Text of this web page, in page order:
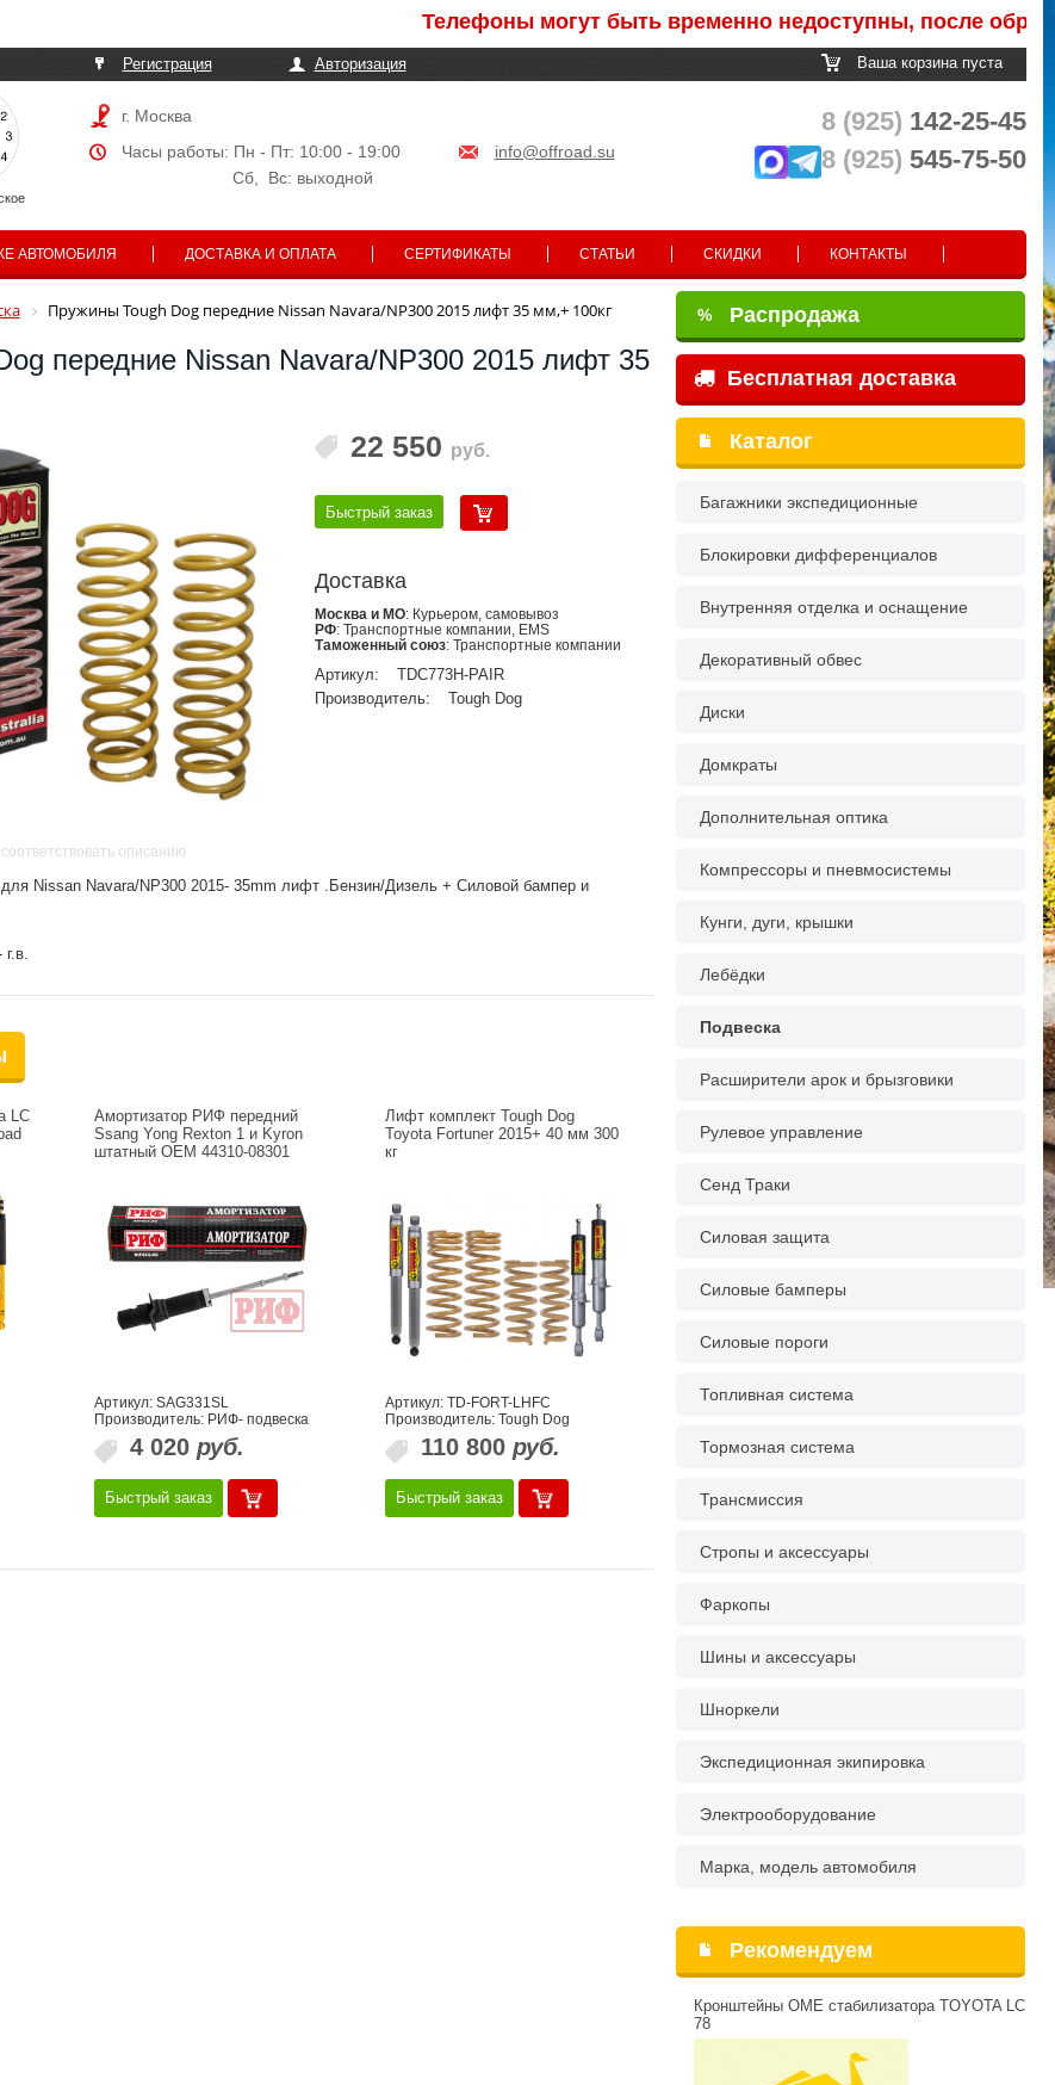
Телефоны могут быть временно недоступны, после
Регистрация Авторизация Ваша корзина пуста
г. Москва
Часы работы: Пн - Пт: 10:00 - 19:00
info@offroad.su
Сб, Вс: выходной
8 (925) 142-25-45
8 (925) 545-75-50
АВТОМОБИЛЯ ДОСТАВКА И ОПЛАТА СЕРТИФИКАТЫ СТАТЬИ СКИДКИ КОНТАКТЫ
Пружины Tough Dog передние Nissan Navara/NP300 2015 лифт 35 мм,+ 100кг
передние Nissan Navara/NP300 2015 лифт 35
описанию
22 550 руб.
Быстрый заказ
Доставка
Москва и МО: Курьером, самовывоз
РФ: Транспортные компании, EMS
Таможенный союз: Транспортные компании
Артикул:
TDC773H-PAIR
Производитель:
Tough Dog
Nissan Navara/NP300 2015- 35mm лифт .Бензин/Дизель + Силовой бампер и
LC
Амортизатор РИФ передний
Ssang Yong Rexton 1 и Kyron
штатный OEM 44310-08301
Артикул: SAG331SL
Производитель: РИФ- подвеска
4 020 руб.
Быстрый заказ
Лифт комплект Tough Dog
Toyota Fortuner 2015+ 40 мм 300
кг
Артикул: TD-FORT-LHFC
Производитель: Tough Dog
110 800 руб.
Быстрый заказ
% Распродажа
Бесплатная доставка
Каталог
Багажники экспедиционные
Блокировки дифференциалов
Внутренняя отделка и оснащение
Декоративный обвес
Диски
Домкраты
Дополнительная оптика
Компрессоры и пневмосистемы
Кунги, дуги, крышки
Лебёдки
Подвеска
Расширители арок и брызговики
Рулевое управление
Сенд Траки
Силовая защита
Силовые бамперы
Силовые пороги
Топливная система
Тормозная система
Трансмиссия
Стропы и аксессуары
Фаркопы
Шины и аксессуары
Шноркели
Экспедиционная экипировка
Электрооборудование
Марка, модель автомобиля
Рекомендуем
Кронштейны OME стабилизатора TOYOTA LC
78